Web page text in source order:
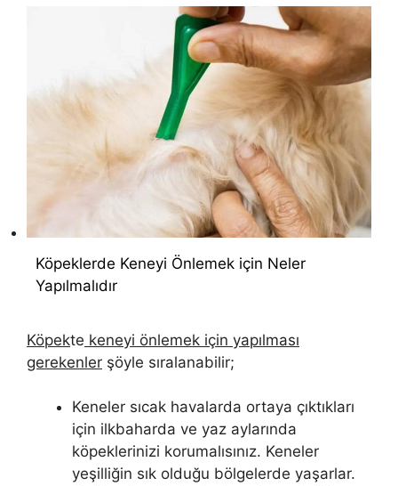
Köpeklerde Keneyi Önlemek için Neler
Yapılmalıdır
Köpekte keneyi önlemek için yapılması
gerekenler şöyle sıralanabilir;
Keneler sıcak havalarda ortaya çıktıkları
için ilkbaharda ve yaz aylarında
köpeklerinizi korumalısınız. Keneler
yeşilliğin sık olduğu bölgelerde yaşarlar.